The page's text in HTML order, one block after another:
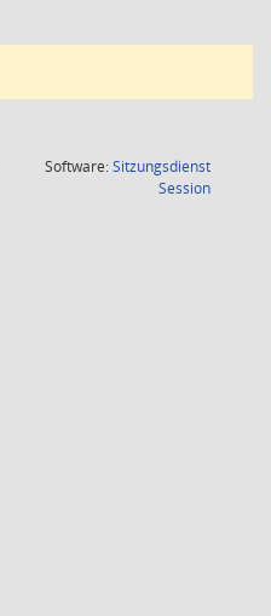
Software:Sitzungsdienst
Session(Wird in